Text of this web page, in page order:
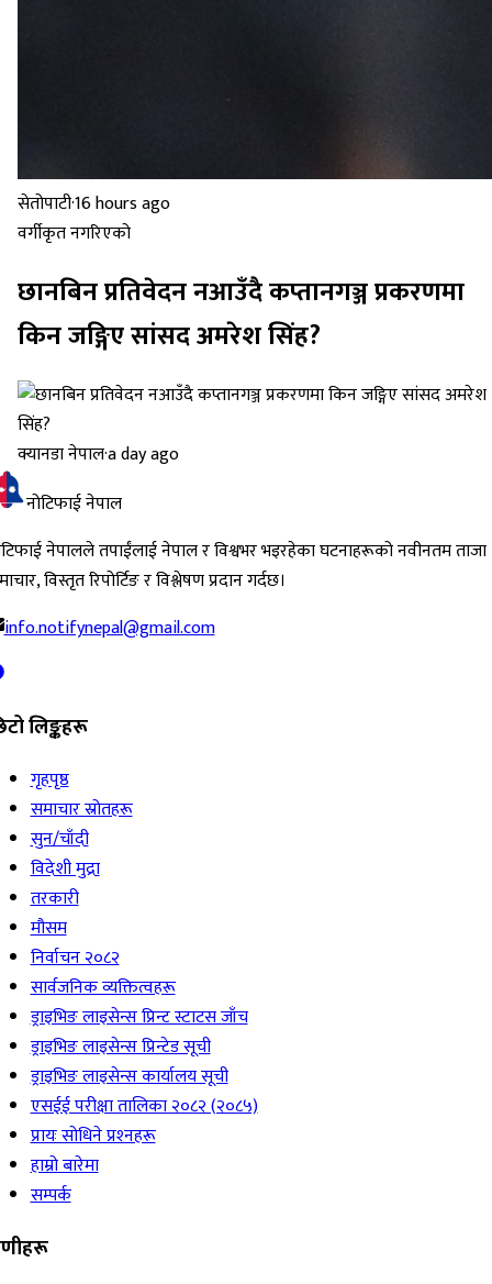
सेतोपाटी·16 hours ago
वर्गीकृत नगरिएको
छानबिन प्रतिवेदन नआउँदै कप्तानगञ्ज प्रकरणमा
किन जङ्गिए सांसद अमरेश सिंह?
क्यानडा नेपाल·a day ago
नोटिफाई नेपाल
नेपालले तपाईंलाई नेपाल र विश्वभर भइरहेका घटनाहरूको नवीनतम ताजा
विस्तृत रिपोर्टिङ र विश्लेषण प्रदान गर्दछ।
info.notifynepal@gmail.com
लिङ्कहरू
गृहपृष्ठ
समाचार स्रोतहरू
सुन/चाँदी
विदेशी मुद्रा
तरकारी
मौसम
निर्वाचन २०८२
सार्वजनिक व्यक्तित्वहरू
ड्राइभिङ लाइसेन्स प्रिन्ट स्टाटस जाँच
ड्राइभिङ लाइसेन्स प्रिन्टेड सूची
ड्राइभिङ लाइसेन्स कार्यालय सूची
एसईई परीक्षा तालिका २०८२ (२०८५)
प्रायः सोधिने प्रश्‍नहरू
हाम्रो बारेमा
सम्पर्क